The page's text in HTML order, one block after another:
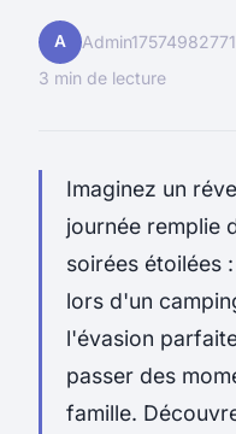
A Admin1757498277
3 min de lecture
Imaginez un
journée remplie
soirées étoilées
lors d'un
l'évasion
passer des
famille.